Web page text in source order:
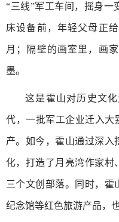
“三线”军工车间，摇身
床设备前，年轻父母正
月；隔壁的画室里，画
墨。
这是霍山对历史文
代，一批军工企业迁入大
产。如今，霍山通过深入
化，打造了月亮湾作家村
三个文创部落。同时，
纪念馆等红色旅游产品，